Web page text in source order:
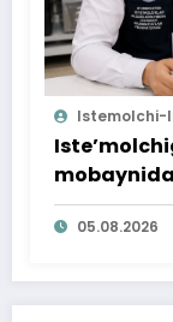
Istemolchi-
ta’minlab
05.08.2026